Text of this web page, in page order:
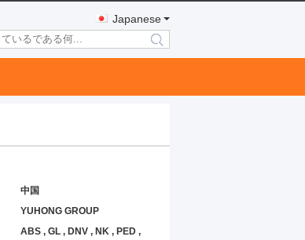
Japanese
search
中国
YUHONG GROUP
ABS , GL , DNV , NK , PED ,